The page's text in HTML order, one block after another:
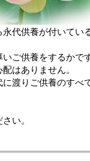
代供養が付いてい
ご供養をするかで
はありません。
渡りご供養のすべ
い。